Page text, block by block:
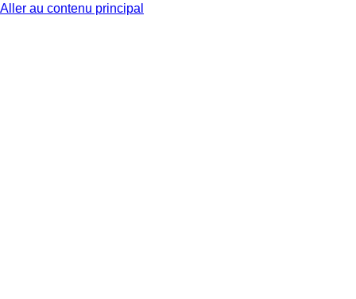
Aller au contenu principal